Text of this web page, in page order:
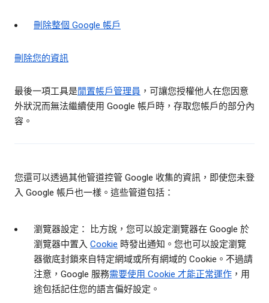
刪除整個 Google 帳戶
刪除您的資訊
最後一項工具是閒置帳戶管理員 ，可讓您授權他人在您因意
外狀況而無法繼續使用 Google 帳戶時，存取您帳戶的部分內
容。
您還可以透過其他管道控管 Google 收集的資訊，即使您未登
入 Google 帳戶也一樣。這些管道包括：
瀏覽器設定： 比方說，您可以設定瀏覽器在 Google 於
瀏覽器中置入 Cookie 時發出通知。您也可以設定瀏覽
器徹底封鎖來自特定網域或所有網域的 Cookie。不過請
注意，Google 服務需要使用 Cookie 才能正常運作 ，用
途包括記住您的語言偏好設定。